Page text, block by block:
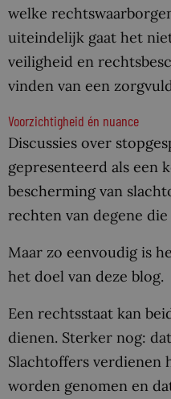
welke
uiteindelijk gaat het
veiligheid en
vinden van een
Voorzichtigheid én nuance
Discussies over
gepresenteerd als een
bescherming van
rechten van degene
Maar zo eenvoudig is
het doel van deze blog.
Een rechtsstaat kan
dienen. Sterker nog:
Slachtoffers verdienen
worden genomen en